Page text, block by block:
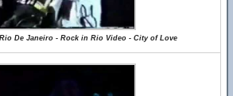
Rio De Janeiro - Rock in Rio Video - City of Love